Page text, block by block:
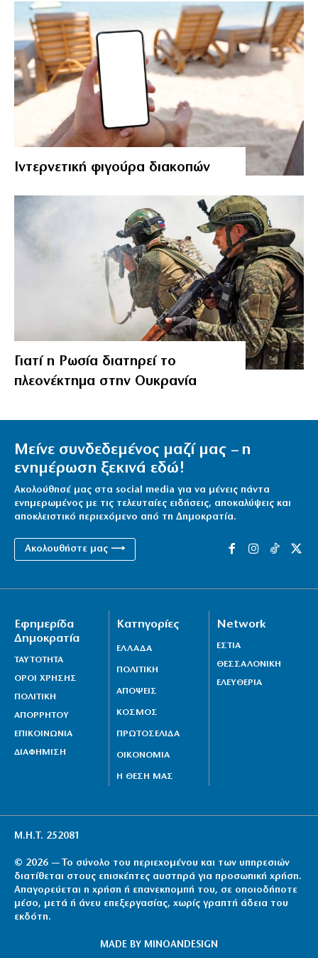
Ιντερνετική φιγούρα διακοπών
Γιατί η Ρωσία διατηρεί το
πλεονέκτημα στην Ουκρανία
Μείνε συνδεδεμένος μαζί μας – η
ενημέρωση ξεκινά εδώ!
Ακολούθησέ μας στα social media για να μένεις πάντα
ενημερωμένος με τις τελευταίες ειδήσεις, αποκαλύψεις και
αποκλειστικό περιεχόμενο από τη Δημοκρατία.
Ακολουθήστε μας ⟶
Εφημερίδα
Δημοκρατία
ΤΑΥΤΟΤΗΤΑ
ΟΡΟΙ ΧΡΗΣΗΣ
ΠΟΛΙΤΙΚΗ
ΑΠΟΡΡΗΤΟΥ
ΕΠΙΚΟΙΝΩΝΙΑ
ΔΙΑΦΗΜΙΣΗ
Κατηγορίες
ΕΛΛΑΔΑ
ΠΟΛΙΤΙΚΗ
ΑΠΟΨΕΙΣ
ΚΟΣΜΟΣ
ΠΡΩΤΟΣΕΛΙΔΑ
ΟΙΚΟΝΟΜΙΑ
Η ΘΕΣΗ ΜΑΣ
Network
ΕΣΤΙΑ
ΘΕΣΣΑΛΟΝΙΚΗ
ΕΛΕΥΘΕΡΙΑ
Μ.Η.Τ. 252081
© 2026 — Το σύνολο του περιεχομένου και των υπηρεσιών
διατίθεται στους επισκέπτες αυστηρά για προσωπική χρήση.
Απαγορεύεται η χρήση ή επανεκπομπή του, σε οποιοδήποτε
μέσο, μετά ή άνευ επεξεργασίας, χωρίς γραπτή άδεια του
εκδότη.
MADE BY MINOANDESIGN